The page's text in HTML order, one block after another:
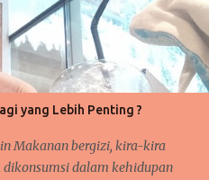
Nah, inilah yang kita
KEBIASAAN dan KETEKUNAN.
'ala bisa karena biasa'? Suatu
diselesaikan, karena proses
Seperti halnya pelajaran
lainnya yang membutu...
yang Lebih Penting ?
Makanan bergizi, kira-kira
dalam kehidupan